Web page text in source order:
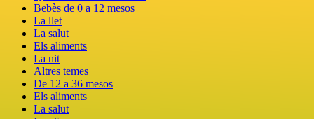
Bebès de 0 a 12 mesos
La llet
La salut
Els aliments
La nit
Altres temes
De 12 a 36 mesos
Els aliments
La salut